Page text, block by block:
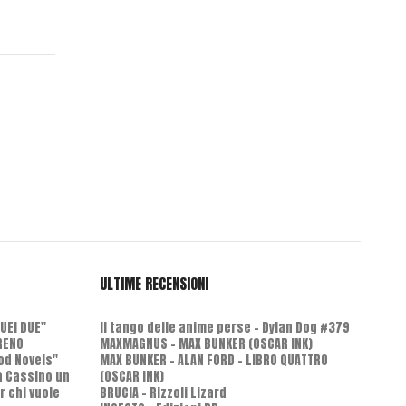
DUE"
Novels"
Cassino un
chi vuole
ULTIME RECENSIONI
Il tango delle anime perse - Dylan Dog #379
MAXMAGNUS – MAX BUNKER (OSCAR INK)
MAX BUNKER – ALAN FORD – LIBRO QUATTRO
(OSCAR INK)
BRUCIA - Rizzoli Lizard